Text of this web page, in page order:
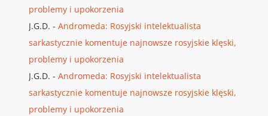
problemy i upokorzenia
J.G.D. - Andromeda: Rosyjski intelektualista
sarkastycznie komentuje najnowsze rosyjskie klęski,
problemy i upokorzenia
J.G.D. - Andromeda: Rosyjski intelektualista
sarkastycznie komentuje najnowsze rosyjskie klęski,
problemy i upokorzenia